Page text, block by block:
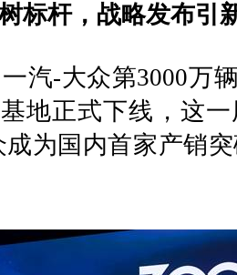
标杆，战略发布引
汽-大众第3000万
地正式下线，这
成为国内首家产销